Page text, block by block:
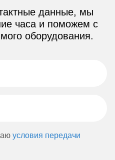
данные, мы
часа и поможем с
оборудования.
условия передачи